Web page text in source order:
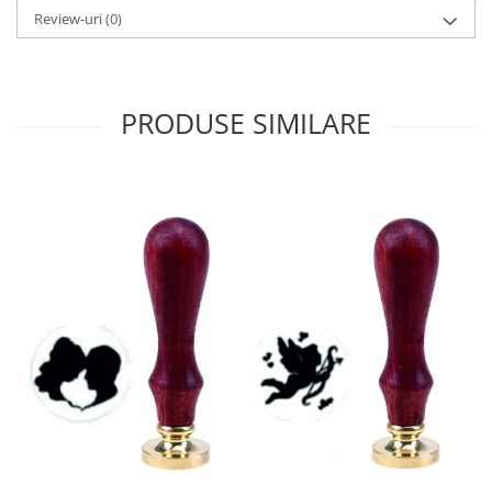
Review-uri(0)
PRODUSE SIMILARE